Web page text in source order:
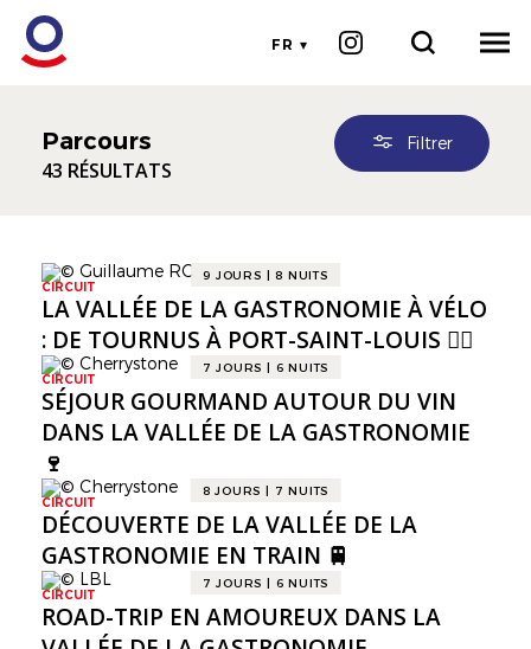
FR
Parcours Filtrer
43 RÉSULTATS
9 JOURS | 8 NUITS
CIRCUIT
LA VALLÉE DE LA GASTRONOMIE À VÉLO
: DE TOURNUS À PORT-SAINT-LOUIS 🚴‍♀️
7 JOURS | 6 NUITS
CIRCUIT
SÉJOUR GOURMAND AUTOUR DU VIN
DANS LA VALLÉE DE LA GASTRONOMIE
🍷
8 JOURS | 7 NUITS
CIRCUIT
DÉCOUVERTE DE LA VALLÉE DE LA
GASTRONOMIE EN TRAIN 🚆
7 JOURS | 6 NUITS
CIRCUIT
ROAD-TRIP EN AMOUREUX DANS LA